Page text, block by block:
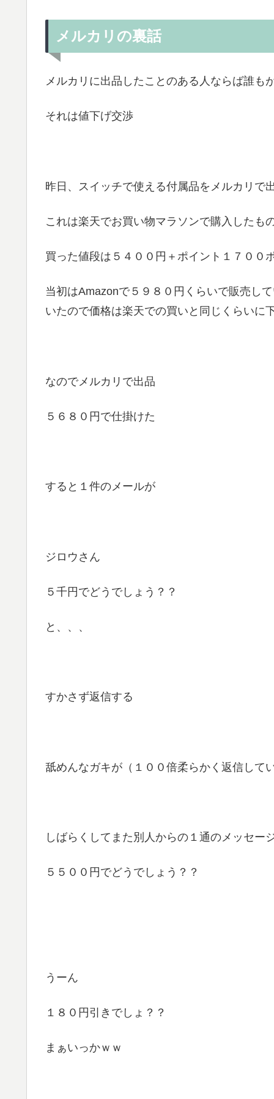
メルカリの裏話
メルカリに出品したことのある人ならば誰も
それは値下げ交渉
昨日、スイッチで使える付属品をメルカリで
これは楽天でお買い物マラソンで購入したも
買った値段は５４００円＋ポイント１７００
当初はAmazonで５９８０円くらいで販売し
いたので価格は楽天での買いと同じくらいに
なのでメルカリで出品
５６８０円で仕掛けた
すると１件のメールが
ジロウさん
５千円でどうでしょう？？
と、、、
すかさず返信する
舐めんなガキが（１００倍柔らかく返信して
しばらくしてまた別人からの１通のメッセー
５５００円でどうでしょう？？
うーん
１８０円引きでしょ？？
まぁいっかｗｗ